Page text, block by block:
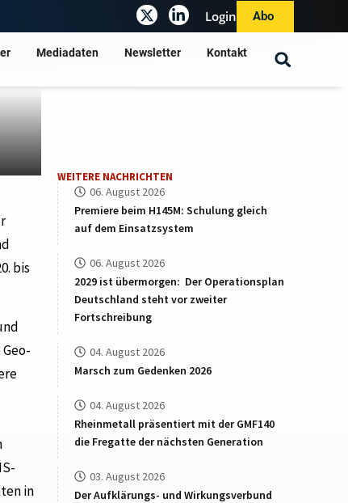
Login Abo
Mediadaten Newsletter Kontakt
bis
in
WEITERE NACHRICHTEN
06. August 2026
Premiere beim H145M: Schulung gleich
auf dem Einsatzsystem
06. August 2026
2029 ist übermorgen: Der Operationsplan
Deutschland steht vor zweiter
Fortschreibung
04. August 2026
Marsch zum Gedenken 2026
04. August 2026
Rheinmetall präsentiert mit der GMF140
die Fregatte der nächsten Generation
03. August 2026
Der Aufklärungs- und Wirkungsverbund